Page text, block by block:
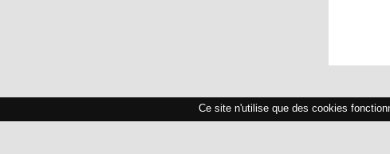
Ce site n'utilise que des cookies